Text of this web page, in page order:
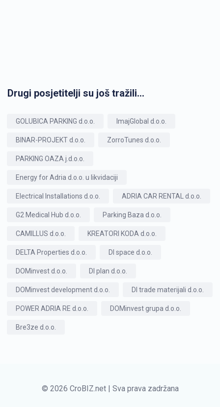
Drugi posjetitelji su još tražili...
GOLUBICA PARKING d.o.o. ImajGlobal d.o.o.
BINAR-PROJEKT d.o.o. ZorroTunes d.o.o.
PARKING OAZA j.d.o.o.
Energy for Adria d.o.o. u likvidaciji
Electrical Installations d.o.o. ADRIA CAR RENTAL d.o.o.
G2 Medical Hub d.o.o. Parking Baza d.o.o.
CAMILLUS d.o.o. KREATORI KODA d.o.o.
DELTA Properties d.o.o. DI space d.o.o.
DOMinvest d.o.o. DI plan d.o.o.
DOMinvest development d.o.o. DI trade materijali d.o.o.
POWER ADRIA RE d.o.o. DOMinvest grupa d.o.o.
Bre3ze d.o.o.
© 2026 CroBIZ.net | Sva prava zadržana